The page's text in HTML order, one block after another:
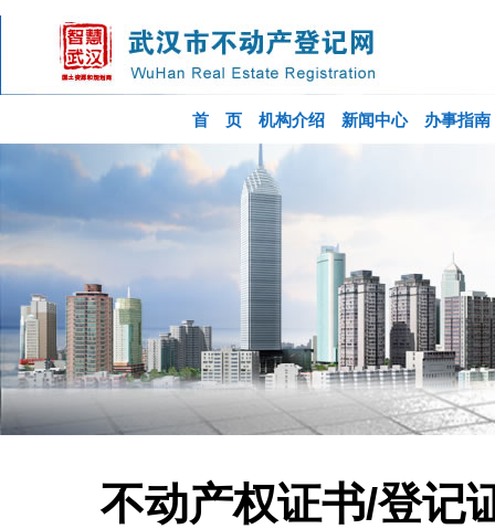
首 页 机构介绍 新闻中心 办事指南
不动产权证书/登记